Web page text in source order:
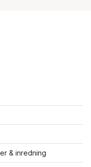
& inredning